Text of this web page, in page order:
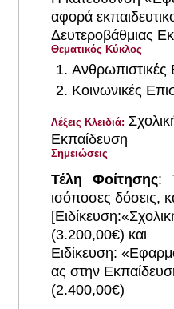
αφορά
Δευτεροβάθμιας
Θεματικός Κύκλος
Ανθρωπιστικές
Κοινωνικές
Λέξεις Κλειδιά:
Εκπαίδευση
Σημειώσεις
Τέλη Φοίτησης:
ισόποσες δόσεις,
(3.200,00€) και
Ειδίκευση:
ας στην
(2.400,00€)